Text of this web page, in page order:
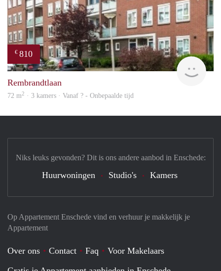
€ 810
Rembrandtlaan
72 m2 · 3 kamers · Vanaf ? - Onbepaalde tijd
Op Appartement Enschede vind en verhuur je makkelijk je
Appartement
Over ons Contact Faq
Voor Makelaars
Niks leuks gevonden? Dit is ons andere aanbod in Enschede:
Huurwoningen Studio's Kamers